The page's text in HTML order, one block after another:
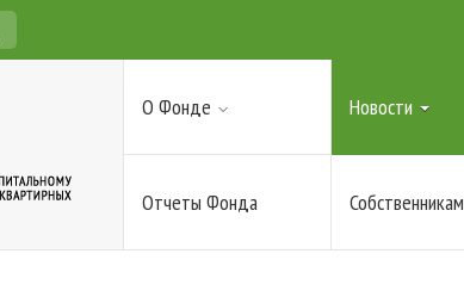
О Фонде Новости
Отчеты Фонда Собственникам